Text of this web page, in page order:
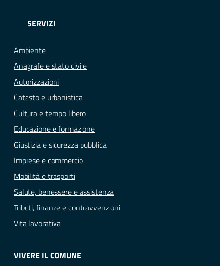
SERVIZI
Ambiente
Anagrafe e stato civile
Autorizzazioni
Catasto e urbanistica
Cultura e tempo libero
Educazione e formazione
Giustizia e sicurezza pubblica
Imprese e commercio
Mobilità e trasporti
Salute, benessere e assistenza
Tributi, finanze e contravvenzioni
Vita lavorativa
VIVERE IL COMUNE